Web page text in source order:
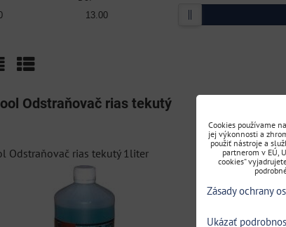
Odstraňovač rias tekutý
Odstraňovač rias tekutý 1liter
Cookies používame
jej výkonnosti a
použiť nástroje a
partnerom v EÚ,
cookies“
Zásady ochrany
Ukázať